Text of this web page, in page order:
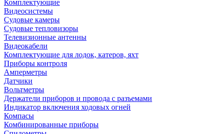
Комплектующие
Видеосистемы
Судовые камеры
Cудовые тепловизоры
Телевизионные антенны
Видеокабели
Комплектующие для лодок, катеров, яхт
Приборы контроля
Амперметры
Датчики
Вольтметры
Держатели приборов и провода с разъемами
Индикатор включения ходовых огней
Компасы
Комбинированные приборы